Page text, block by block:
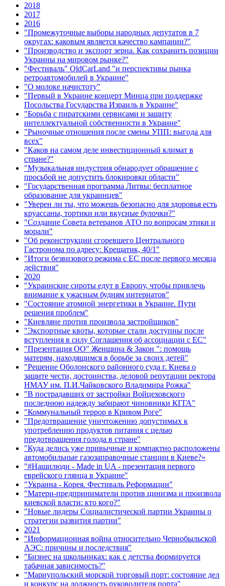
2018
2017
2016
"Промежуточные выборы народных депутатов в 7
округах: каковым является качество кампании?"
"Производство и экспорт зерна. Как сохранить позиции
Украины на мировом рынке?"
"Фестиваль" OldCarLand "и перспективы рынка
ретроавтомобилей в Украине"
"О молоке начистоту"
"Первый в Украине концерт Минца при поддержке
Посольства Государства Израиль в Украине"
"Борьба с пиратскими сервисами и защиту
интеллектуальной собственности в Украине"
"Рыночные отношения после смены УПП: выгода для
всех"
"Каков на самом деле инвестиционный климат в
стране?"
"Музыкальная индустрия обнародует обращение с
просьбой не допустить блокировки области"
"Государственная программа Литвы: бесплатное
образование для украинцев"
"Уверен ли ты, что можешь безопасно для здоровья есть
круассаны, тортики или вкусные булочки?"
"Создание Совета ветеранов АТО по вопросам этики и
морали"
"Об реконструкции сгоревшего Центрального
Гастронома по адресу: Крещатик, 40/1"
"Итоги безвизового режима с ЕС после первого месяца
действия"
2020
"Украинские сироты едут в Европу, чтобы привлечь
внимание к ужасным будням интернатов"
"Состояние атомной энергетики в Украине. Пути
решения проблем"
"Киевляне против произвола застройщиков"
"Экспортные квоты, которые стали доступны после
вступления в силу Соглашения об ассоциации с ЕС"
"Презентация ОО" Женщина & Закон ": помощь
матерям, находящимся в борьбе за своих детей"
"Решение Оболонского районного суда г. Киева о
защите чести, достоинства, деловой репутации ректора
НМАУ им. П.И.Чайковского Владимира Рожка"
"В пострадавших от застройки Войцеховского
последнюю надежду забирают чиновники КГГА"
"Коммунальный террор в Кривом Роге"
"Предотвращение уничтожению допустимых к
употреблению продуктов питания с целью
предотвращения голода в стране"
"Куда делись уже привычные и компактно расположены
автомобильные газозаправочные станции в Киеве?»
"#Нашилюди - Made in UA - презентация первого
еврейского глянца в Украине"
"Украина - Корея. Фестиваль Реформации"
"Матери-предприниматели против цинизма и произвола
киевской власти: кто кого?"
"Новые лидеры Социалистической партии Украины о
стратегии развития партии"
2021
"Информационная война относительно Чернобыльской
АЭС: причины и последствия"
"Бизнес на школьниках: как с детства формируется
табачная зависимость?"
"Мариупольский морской торговый порт: состояние дел
и конкурс на должность руководителя порта"